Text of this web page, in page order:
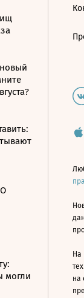
могли
На
на